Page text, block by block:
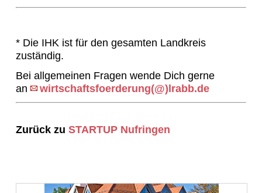
* Die IHK ist für den gesamten Landkreis
zuständig.
Bei allgemeinen Fragen wende Dich gerne
an
wirtschaftsfoerderung(@)lrabb.de
Zurück zu STARTUP Nufringen